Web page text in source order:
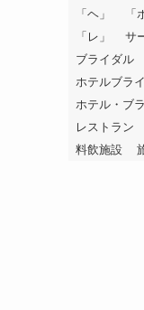
「ヘ」 「
「レ」
サ
ブライダル
ホテルブラ
ホテル・ブ
レストラン
料飲施設